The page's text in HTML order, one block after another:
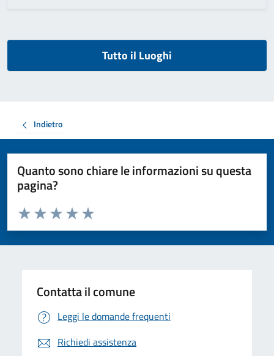
Tutto il Luoghi
Indietro
Quanto sono chiare le informazioni su questa
pagina?
Valuta da 1 a 5 stelle la pagina
Valuta 5 stelle su 5
Valuta 4 stelle su 5
Valuta 3 stelle su 5
Valuta 2 stelle su 5
Valuta 1 stelle su 5
Contatta il comune
Leggi le domande frequenti
Richiedi assistenza